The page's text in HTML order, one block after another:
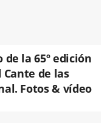
la 65º edición
de las
Fotos & vídeo